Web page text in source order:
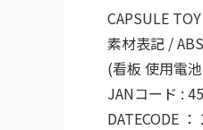
CAPSULE
素材表記 /
(看板 使用電
JANコード :
DATECODE